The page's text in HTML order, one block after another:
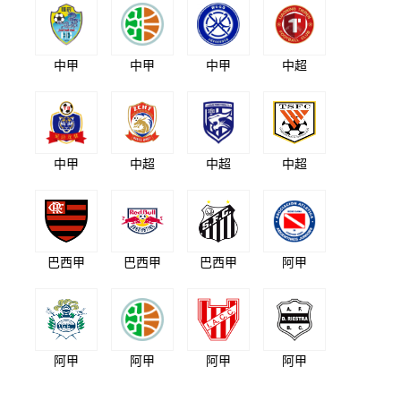
中甲 中甲 中甲 中超
中甲 中超 中超 中超
巴西甲 巴西甲 巴西甲 阿甲
阿甲 阿甲 阿甲 阿甲